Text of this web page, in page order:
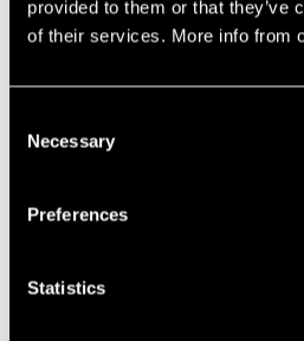
provided to them or that they’ve
of their services. More info from
Selection
Necessary
Preferences
Statistics
Jaa
Aiheeseen